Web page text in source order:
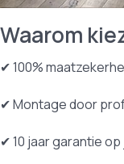
Waarom
✔ 100%
✔ Montage door
✔ 10 jaar garantie